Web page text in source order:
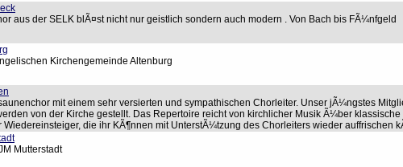
aus der SELK blÃ¤st nicht nur geistlich sondern auch modern . Von Bach bis FÃ¼nfgeld
Kirchengemeinde Altenburg
mit einem sehr versierten und sympathischen Chorleiter. Unser jÃ¼ngstes
von der Kirche gestellt. Das Repertoire reicht von kirchlicher Musik Ã¼ber
die ihr KÃ¶nnen mit UnterstÃ¼tzung des Chorleiters wieder auffrischen
Mutterstadt